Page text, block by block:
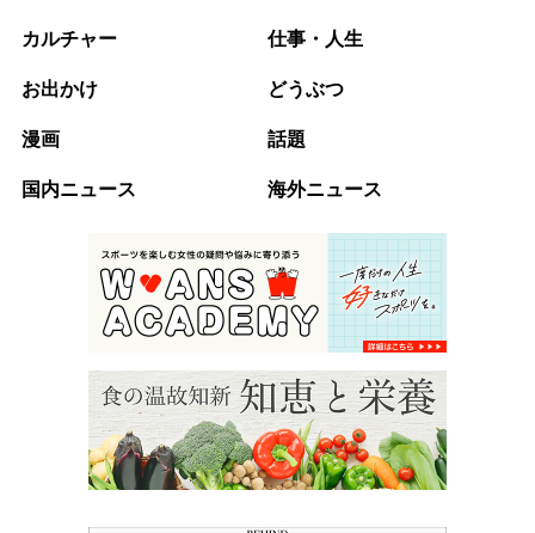
カルチャー 仕事・人生
お出かけ どうぶつ
漫画 話題
国内ニュース 海外ニュース